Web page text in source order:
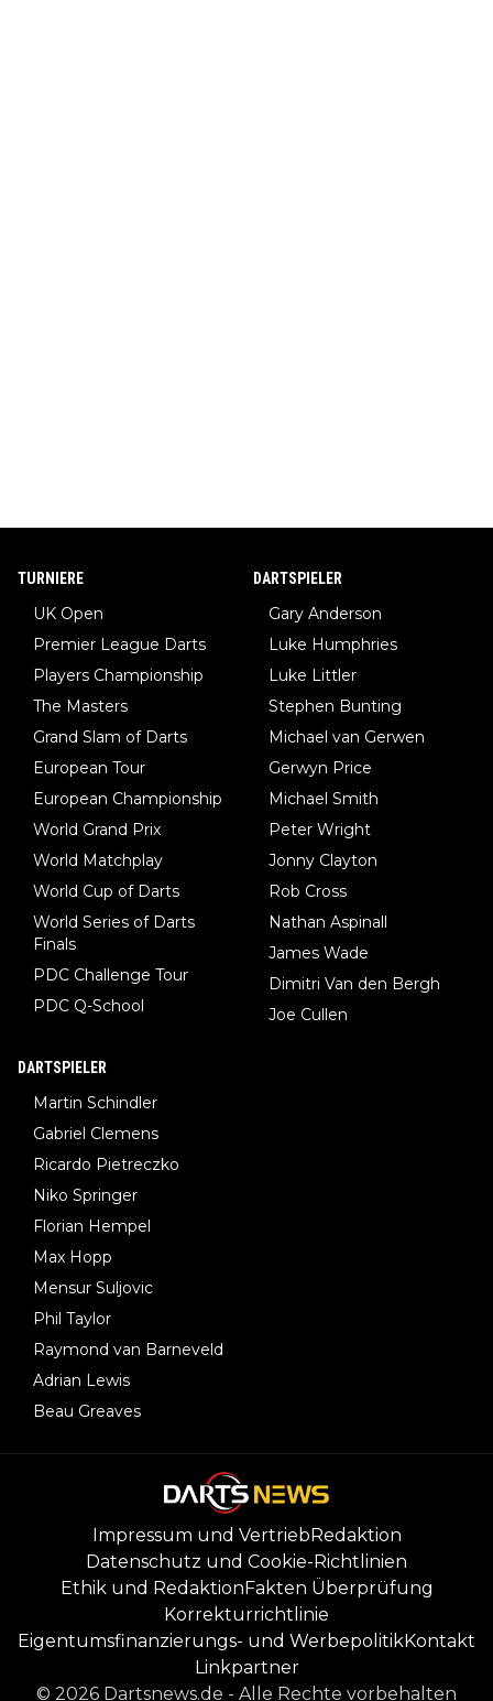
TURNIERE
UK Open
Premier League Darts
Players Championship
The Masters
Grand Slam of Darts
European Tour
European Championship
World Grand Prix
World Matchplay
World Cup of Darts
World Series of Darts
Finals
PDC Challenge Tour
PDC Q-School
DARTSPIELER
Gary Anderson
Luke Humphries
Luke Littler
Stephen Bunting
Michael van Gerwen
Gerwyn Price
Michael Smith
Peter Wright
Jonny Clayton
Rob Cross
Nathan Aspinall
James Wade
Dimitri Van den Bergh
Joe Cullen
DARTSPIELER
Martin Schindler
Gabriel Clemens
Ricardo Pietreczko
Niko Springer
Florian Hempel
Max Hopp
Mensur Suljovic
Phil Taylor
Raymond van Barneveld
Adrian Lewis
Beau Greaves
Impressum und VertriebRedaktion
Datenschutz und Cookie-Richtlinien
Ethik und RedaktionFakten Überprüfung
Korrekturrichtlinie
Eigentumsfinanzierungs- und WerbepolitikKontakt
Linkpartner
© 2026 Dartsnews.de - Alle Rechte vorbehalten